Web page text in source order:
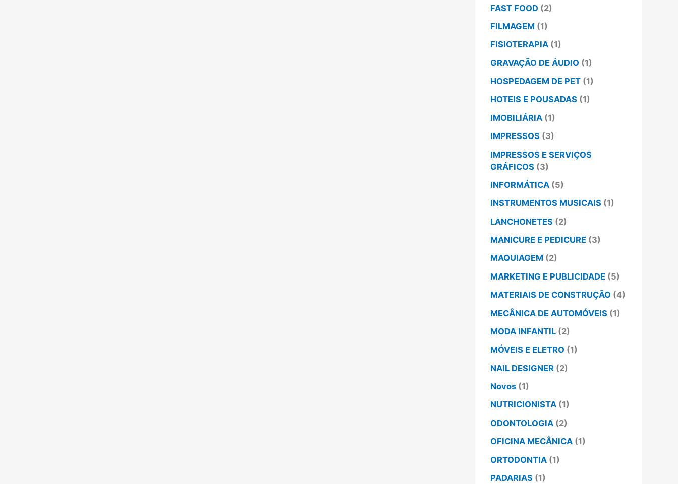
FAST FOOD (2)
FILMAGEM (1)
FISIOTERAPIA (1)
GRAVAÇÃO DE ÁUDIO (1)
HOSPEDAGEM DE PET (1)
HOTEIS E POUSADAS (1)
IMOBILIÁRIA (1)
IMPRESSOS (3)
IMPRESSOS E SERVIÇOS
GRÁFICOS (3)
INFORMÁTICA (5)
INSTRUMENTOS MUSICAIS (1)
LANCHONETES (2)
MANICURE E PEDICURE (3)
MAQUIAGEM (2)
MARKETING E PUBLICIDADE (5)
MATERIAIS DE CONSTRUÇÃO (4)
MECÂNICA DE AUTOMÓVEIS (1)
MODA INFANTIL (2)
MÓVEIS E ELETRO (1)
NAIL DESIGNER (2)
Novos (1)
NUTRICIONISTA (1)
ODONTOLOGIA (2)
OFICINA MECÂNICA (1)
ORTODONTIA (1)
PADARIAS (1)